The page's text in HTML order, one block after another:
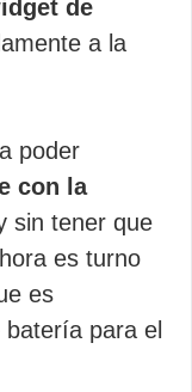
de
a la
poder
con la
sin tener que
es turno
es
para el